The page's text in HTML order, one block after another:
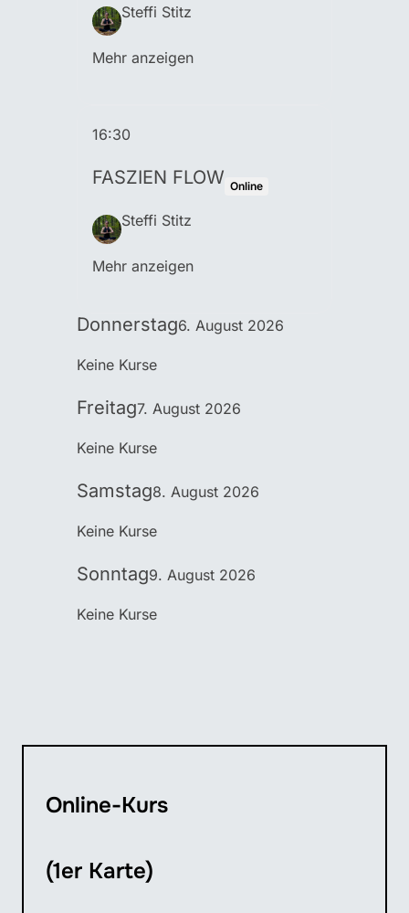
Steffi Stitz
Mehr anzeigen
16:30
FASZIEN FLOW Online
Steffi Stitz
Mehr anzeigen
Donnerstag6. August 2026
Keine Kurse
Freitag7. August 2026
Keine Kurse
Samstag8. August 2026
Keine Kurse
Sonntag9. August 2026
Keine Kurse
Online-Kurs
(1er Karte)